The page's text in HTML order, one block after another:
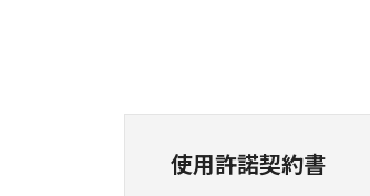
使用許諾契約書